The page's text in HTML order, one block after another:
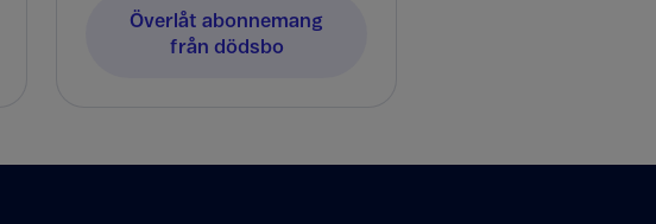
Överlåt abonnemang
från dödsbo